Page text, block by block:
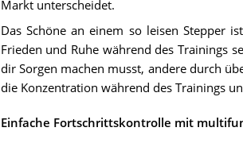
Markt unterscheidet.
Das Schöne an einem so leisen Stepper
Frieden und Ruhe während des Trainings
dir Sorgen machen musst, andere durch
die Konzentration während des Trainings
Einfache Fortschrittskontrolle mit